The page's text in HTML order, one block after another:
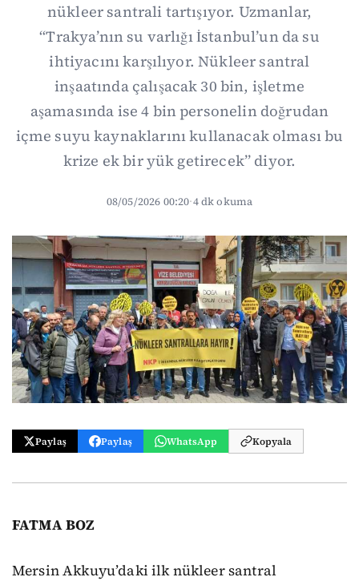
nükleer santrali tartışıyor. Uzmanlar,
“Trakya’nın su varlığı İstanbul’un da su
ihtiyacını karşılıyor. Nükleer santral
inşaatında çalışacak 30 bin, işletme
aşamasında ise 4 bin personelin doğrudan
içme suyu kaynaklarını kullanacak olması bu
krize ek bir yük getirecek” diyor.
08/05/2026 00:20·4 dk okuma
Paylaş Paylaş WhatsApp Kopyala
FATMA BOZ
Mersin Akkuyu’daki ilk nükleer santral